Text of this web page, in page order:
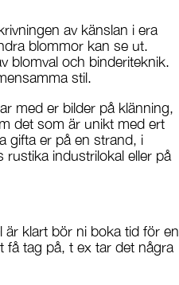
av känslan i era
blommor kan se ut.
blomval och binderiteknik.
stil.
med er bilder på klänning,
det som är unikt med ert
gifta er på en strand, i
industrilokal eller på
är klart bör ni boka tid för en
få tag på, t ex tar det några